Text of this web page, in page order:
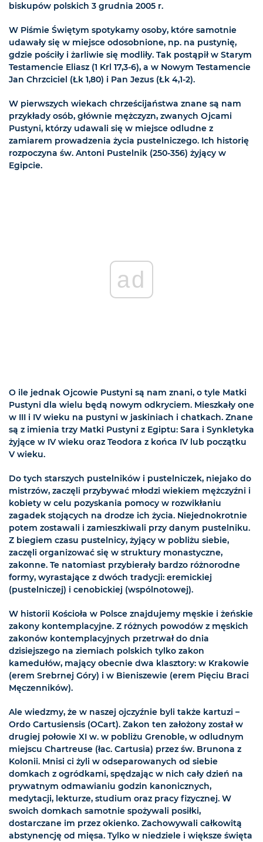
biskupów polskich 3 grudnia 2005 r.
W Piśmie Świętym spotykamy osoby, które samotnie
udawały się w miejsce odosobnione, np. na pustynię,
gdzie pościły i żarliwie się modliły. Tak postąpił w Starym
Testamencie Eliasz (1 Krl 17,3-6), a w Nowym Testamencie
Jan Chrzciciel (Łk 1,80) i Pan Jezus (Łk 4,1-2).
W pierwszych wiekach chrześcijaństwa znane są nam
przykłady osób, głównie mężczyzn, zwanych Ojcami
Pustyni, którzy udawali się w miejsce odludne z
zamiarem prowadzenia życia pustelniczego. Ich historię
rozpoczyna św. Antoni Pustelnik (250-356) żyjący w
Egipcie.
ad
O ile jednak Ojcowie Pustyni są nam znani, o tyle Matki
Pustyni dla wielu będą nowym odkryciem. Mieszkały one
w III i IV wieku na pustyni w jaskiniach i chatkach. Znane
są z imienia trzy Matki Pustyni z Egiptu: Sara i Synkletyka
żyjące w IV wieku oraz Teodora z końca IV lub początku
V wieku.
Do tych starszych pustelników i pustelniczek, niejako do
mistrzów, zaczęli przybywać młodzi wiekiem mężczyźni i
kobiety w celu pozyskania pomocy w rozwikłaniu
zagadek stojących na drodze ich życia. Niejednokrotnie
potem zostawali i zamieszkiwali przy danym pustelniku.
Z biegiem czasu pustelnicy, żyjący w pobliżu siebie,
zaczęli organizować się w struktury monastyczne,
zakonne. Te natomiast przybierały bardzo różnorodne
formy, wyrastające z dwóch tradycji: eremickiej
(pustelniczej) i cenobickiej (wspólnotowej).
W historii Kościoła w Polsce znajdujemy męskie i żeńskie
zakony kontemplacyjne. Z różnych powodów z męskich
zakonów kontemplacyjnych przetrwał do dnia
dzisiejszego na ziemiach polskich tylko zakon
kamedułów, mający obecnie dwa klasztory: w Krakowie
(erem Srebrnej Góry) i w Bieniszewie (erem Pięciu Braci
Męczenników).
Ale wiedzmy, że w naszej ojczyźnie byli także kartuzi –
Ordo Cartusiensis (OCart). Zakon ten założony został w
drugiej połowie XI w. w pobliżu Grenoble, w odludnym
miejscu Chartreuse (łac. Cartusia) przez św. Brunona z
Kolonii. Mnisi ci żyli w odseparowanych od siebie
domkach z ogródkami, spędzając w nich cały dzień na
prywatnym odmawianiu godzin kanonicznych,
medytacji, lekturze, studium oraz pracy fizycznej. W
swoich domkach samotnie spożywali posiłki,
dostarczane im przez okienko. Zachowywali całkowitą
abstynencję od mięsa. Tylko w niedziele i większe święta